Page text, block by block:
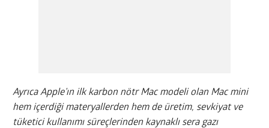
Ayrıca Apple’ın ilk karbon nötr Mac modeli olan Mac mini
hem içerdiği materyallerden hem de üretim, sevkiyat ve
tüketici kullanımı süreçlerinden kaynaklı sera gazı